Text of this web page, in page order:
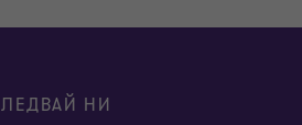
и предприятия от обществен
НИ